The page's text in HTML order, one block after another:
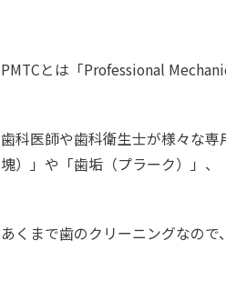
PMTCとは「Professional
歯科医師や歯科衛生士が様々な
塊）」や「歯垢（プラーク）」、
あくまで歯のクリーニングなので